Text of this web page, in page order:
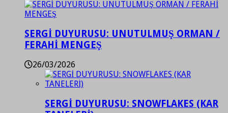
SERGİ DUYURUSU: UNUTULMUŞ ORMAN /
FERAHİ MENGEŞ
26/03/2026
SERGİ DUYURUSU: SNOWFLAKES (KAR